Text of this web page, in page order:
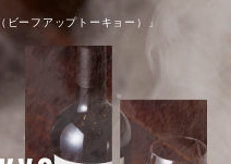
（ビーフアップトーキョー）」